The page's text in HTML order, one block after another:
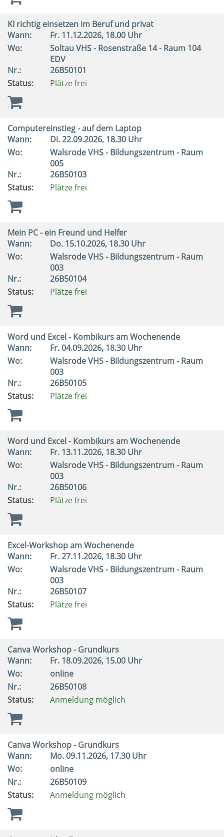
KI richtig einsetzen im Beruf und privat
Wann:
Fr. 11.12.2026, 18.00 Uhr
Wo:
Soltau VHS - Rosenstraße 14 - Raum 104
EDV
Nr.:
26B50101
Status:
Plätze frei
Computereinstieg - auf dem Laptop
Wann:
Di.22.09.2026, 18.30 Uhr
Wo:
Walsrode VHS - Bildungszentrum - Raum
005
Nr.:
26B50103
Status:
Plätze frei
Mein PC - ein Freund und Helfer
Wann:
Do. 15.10.2026, 18.30 Uhr
Wo:
Walsrode VHS - Bildungszentrum - Raum
003
Nr.:
26B50104
Status:
Plätze frei
Word und Excel - Kombikurs am Wochenende
Wann:
Fr.04.09.2026, 18.30 Uhr
Wo:
Walsrode VHS - Bildungszentrum - Raum
003
Nr.:
26B50105
Status:
Plätze frei
Word und Excel - Kombikurs am Wochenende
Wann:
Fr. 13.11.2026, 18.30 Uhr
Wo:
Walsrode VHS - Bildungszentrum - Raum
003
Nr.:
26B50106
Status:
Plätze frei
Excel-Workshop am Wochenende
Wann:
Fr.27.11.2026, 18.30 Uhr
Wo:
Walsrode VHS - Bildungszentrum - Raum
003
Nr.:
26B50107
Status:
Plätze frei
Canva Workshop - Grundkurs
Wann:
Fr. 18.09.2026, 15.00 Uhr
Wo:
online
Nr.:
26B50108
Status:
Anmeldung möglich
Canva Workshop - Grundkurs
Wann:
Mo.09.11.2026, 17.30 Uhr
Wo:
online
Nr.:
26B50109
Status:
Anmeldung möglich